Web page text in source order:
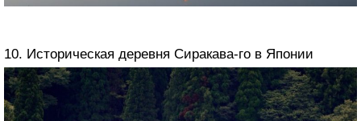
10. Историческая деревня Сиракава-го в Японии